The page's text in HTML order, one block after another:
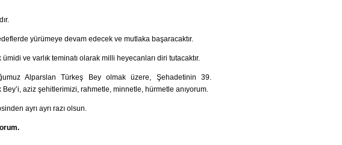
yürümeye devam edecek ve mutlaka başaracaktır.
ve varlık teminatı olarak milli heyecanları diri tutacaktır.
Alparslan Türkeş Bey olmak üzere, Şehadetinin 39.
aziz şehitlerimizi, rahmetle, minnetle, hürmetle anıyorum.
ayrı ayrı razı olsun.